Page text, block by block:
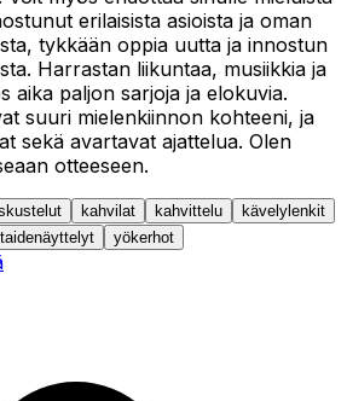
erilaisista asioista ja oman
tykkään oppia uutta ja innostun
Harrastan liikuntaa, musiikkia ja
aika paljon sarjoja ja elokuvia.
suuri mielenkiinnon kohteeni, ja
sekä avartavat ajattelua. Olen
otteeseen.
kahvilat kahvittelu
kävelylenkit
taidenäyttelyt
yökerhot